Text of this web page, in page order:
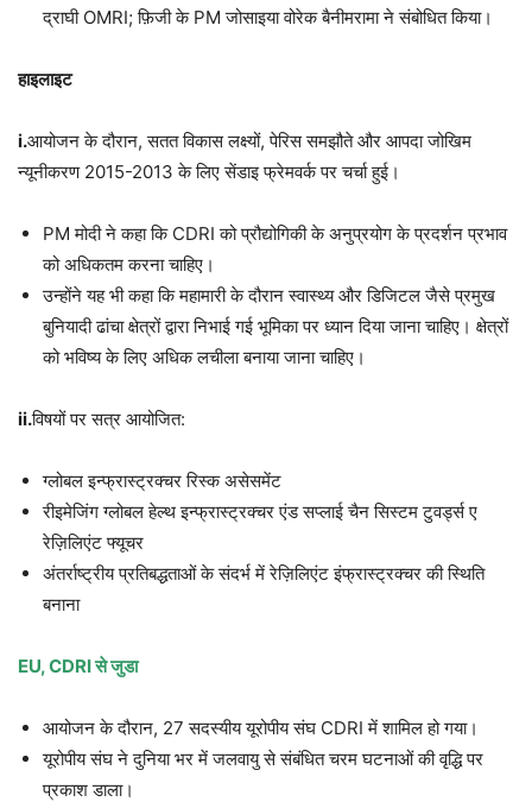
द्राघी OMRI; फ़िजी के PM जोसाइया वोरेक बैनीमरामा ने संबोधित किया।
हाइलाइट
i.आयोजन के दौरान, सतत विकास लक्ष्यों, पेरिस समझौते और आपदा जोखिम
न्यूनीकरण 2015-2013 के लिए सेंडाइ फ्रेमवर्क पर चर्चा हुई।
PM मोदी ने कहा कि CDRI को प्रौद्योगिकी के अनुप्रयोग के प्रदर्शन प्रभाव
को अधिकतम करना चाहिए।
उन्होंने यह भी कहा कि महामारी के दौरान स्वास्थ्य और डिजिटल जैसे प्रमुख
बुनियादी ढांचा क्षेत्रों द्वारा निभाई गई भूमिका पर ध्यान दिया जाना चाहिए। क्षेत्रों
को भविष्य के लिए अधिक लचीला बनाया जाना चाहिए।
ii.विषयों पर सत्र आयोजित:
ग्लोबल इन्फ्रास्ट्रक्चर रिस्क असेसमेंट
रीइमेजिंग ग्लोबल हेल्थ इन्फ्रास्ट्रक्चर एंड सप्लाई चैन सिस्टम टुवर्ड्स ए
रेज़िलिएंट फ्यूचर
अंतर्राष्ट्रीय प्रतिबद्धताओं के संदर्भ में रेज़िलिएंट इंफ्रास्ट्रक्चर की स्थिति
बनाना
EU, CDRI से जुडा
आयोजन के दौरान, 27 सदस्यीय यूरोपीय संघ CDRI में शामिल हो गया।
यूरोपीय संघ ने दुनिया भर में जलवायु से संबंधित चरम घटनाओं की वृद्धि पर
प्रकाश डाला।